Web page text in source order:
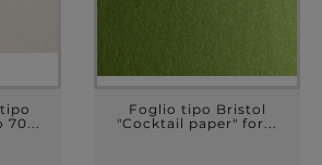
70...
Foglio tipo Bristol
"Cocktail paper" for...